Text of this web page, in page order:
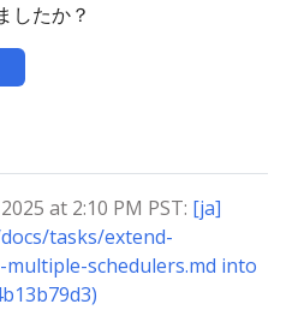
したか？
at 2:10 PM PST: [ja]
tasks/extend-
schedulers.md into